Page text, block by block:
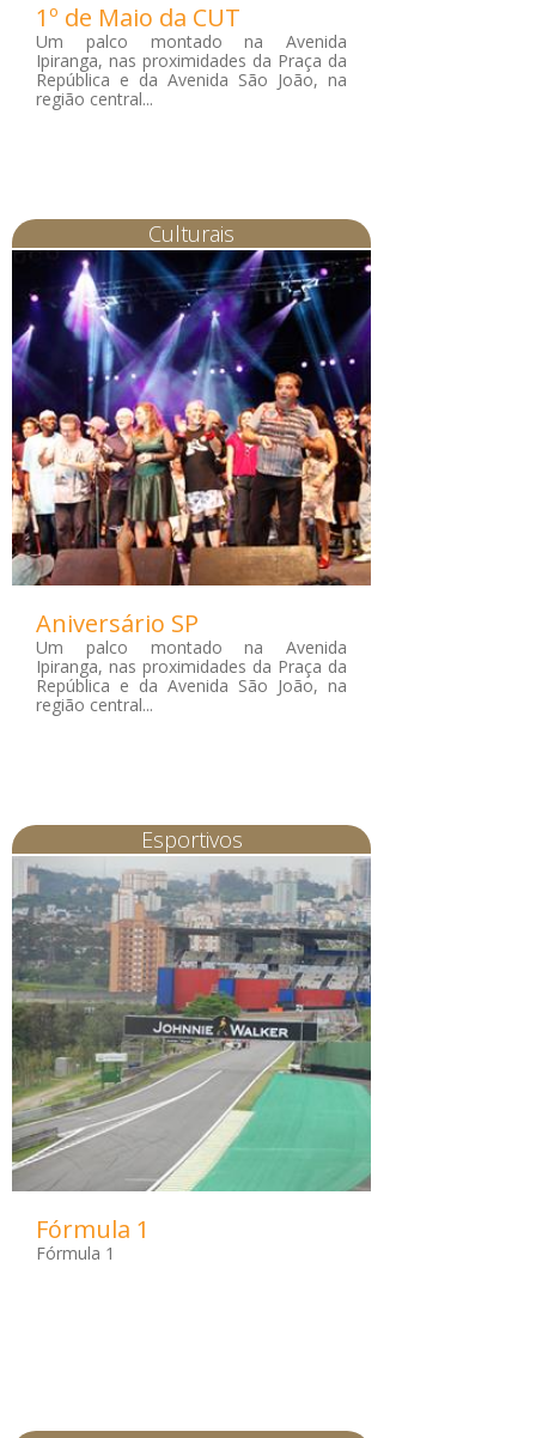
1º de Maio da CUT
Um palco montado na Avenida
Ipiranga, nas proximidades da Praça da
República e da Avenida São João, na
região central...
Culturais
Aniversário SP
Um palco montado na Avenida
Ipiranga, nas proximidades da Praça da
República e da Avenida São João, na
região central...
Esportivos
Fórmula 1
Fórmula 1